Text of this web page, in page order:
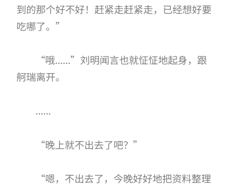
到的那个好不好！赶紧走赶紧走，已经想好要
吃哪了。”
“哦......”刘明闻言也就怔怔地起身，跟
舸瑞离开。
......
“晚上就不出去了吧？”
“嗯，不出去了，今晚好好地把资料整理